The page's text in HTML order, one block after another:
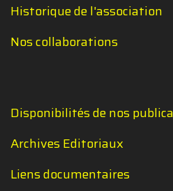
Historique de l'association
Nos collaborations
Disponibilités de nos
Archives Editoriaux
Liens documentaires